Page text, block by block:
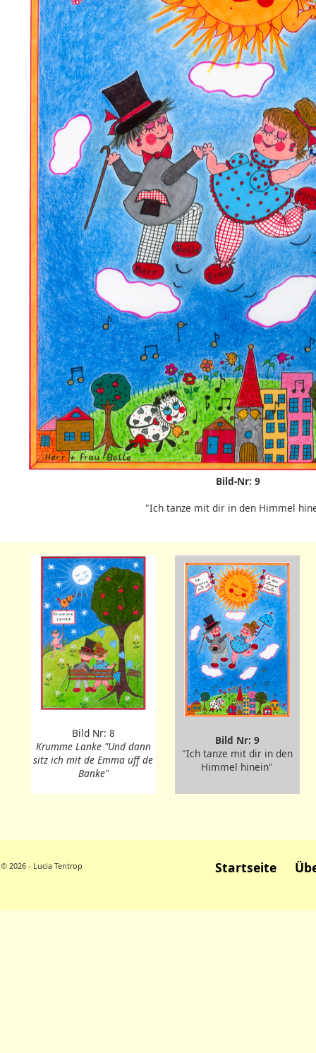
Bild-Nr: 9
"Ich tanze mit dir in den Himmel
Bild Nr: 8
Krumme Lanke "Und dann
sitz ich mit de Emma uff de
Banke"
Bild Nr: 9
"Ich tanze mit dir in den
Himmel hinein"
© 2026 - Lucia Tentrop Startseite